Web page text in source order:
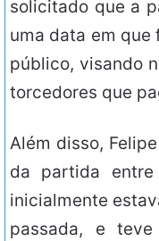
solicitado que a
uma data em que
público, visando
torcedores que
Além disso,
da partida entre
inicialmente
passada, e